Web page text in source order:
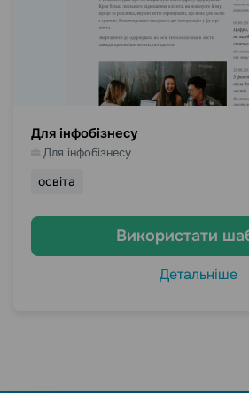
Для інфобізнесу
Для інфобізнесу
освіта
Використати
Детальніше